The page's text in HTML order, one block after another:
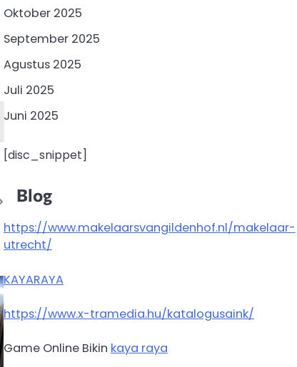
Oktober 2025
September 2025
Agustus 2025
Juli 2025
Juni 2025
[disc_snippet]
Blog
https://www.makelaarsvangildenhof.nl/makelaar-
utrecht/
KAYARAYA
https://www.x-tramedia.hu/katalogusaink/
Game Online Bikin kaya raya